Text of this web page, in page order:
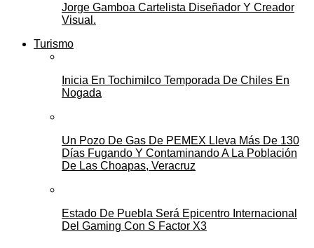
Jorge Gamboa Cartelista Diseñador Y Creador
Visual.
Turismo
Inicia En Tochimilco Temporada De Chiles En
Nogada
Un Pozo De Gas De PEMEX Lleva Más De 130
Días Fugando Y Contaminando A La Población
De Las Choapas, Veracruz
Estado De Puebla Será Epicentro Internacional
Del Gaming Con S Factor X3